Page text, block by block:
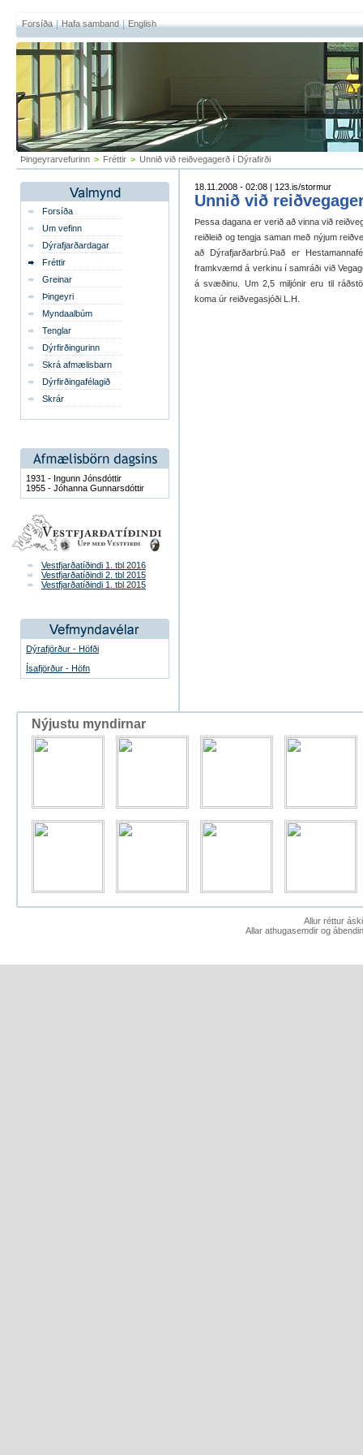
Forsíða Hafa samband English
Þingeyrarvefurinn > Fréttir > Unnið við reiðvegagerð í Dýrafirði
Forsíða
Um vefinn
Dýrafjarðardagar
Fréttir
Greinar
Þingeyri
Myndaalbúm
Tenglar
Dýrfirðingurinn
Skrá afmælisbarn
Dýrfirðingafélagið
Skrár
1931 - Ingunn Jónsdóttir
1955 - Jóhanna Gunnarsdóttir
Vestfjarðatíðindi 1. tbl 2016
Vestfjarðatíðindi 2. tbl 2015
Vestfjarðatíðindi 1. tbl 2015
Dýrafjörður - Höfði
Ísafjörður - Höfn
18.11.2008 - 02:08 | 123.is/stormur
Unnið við
Þessa dagana er verið að vinna við
reiðleið og tengja saman með nýjum
að Dýrafjarðarbrú.Það er
framkvæmd á verkinu í samráði við
á svæðinu. Um 2,5 miljónir eru til
koma úr reiðvegasjóði L.H.
Nýjustu myndirnar
Allur réttur
Allar athugasemdir og